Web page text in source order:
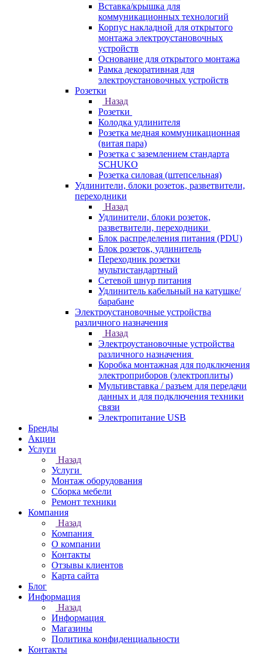
Вставка/крышка для
коммуникационных технологий
Корпус накладной для открытого
монтажа электроустановочных
устройств
Основание для открытого монтажа
Рамка декоративная для
электроустановочных устройств
Розетки
Назад
Розетки
Колодка удлинителя
Розетка медная коммуникационная
(витая пара)
Розетка с заземлением стандарта
SCHUKO
Розетка силовая (штепсельная)
Удлинители, блоки розеток, разветвители,
переходники
Назад
Удлинители, блоки розеток,
разветвители, переходники
Блок распределения питания (PDU)
Блок розеток, удлинитель
Переходник розетки
мультистандартный
Сетевой шнур питания
Удлинитель кабельный на катушке/
барабане
Электроустановочные устройства
различного назначения
Назад
Электроустановочные устройства
различного назначения
Коробка монтажная для подключения
электроприборов (электроплиты)
Мультивставка / разъем для передачи
данных и для подключения техники
связи
Электропитание USB
Бренды
Акции
Услуги
Назад
Услуги
Монтаж оборудования
Сборка мебели
Ремонт техники
Компания
Назад
Компания
О компании
Контакты
Отзывы клиентов
Карта сайта
Блог
Информация
Назад
Информация
Магазины
Политика конфиденциальности
Контакты